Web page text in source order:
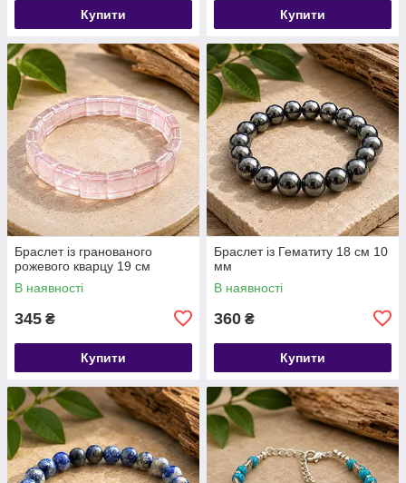
Купити Купити
​​​​​​​Браслет із гранованого
рожевого кварцу 19 см
В наявності
345 ₴
Купити
Браслет із Гематиту 18 см 10
мм
В наявності
360 ₴
Купити